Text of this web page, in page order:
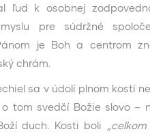
ľud k osobnej
pre súdržné
je Boh a centrom
chrám.
sa v údolí plnom kostí
tom svedčí Božie slovo –
duch. Kosti boli